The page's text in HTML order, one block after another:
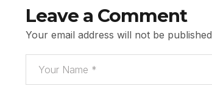
Leave a Comment
Your email address will not be